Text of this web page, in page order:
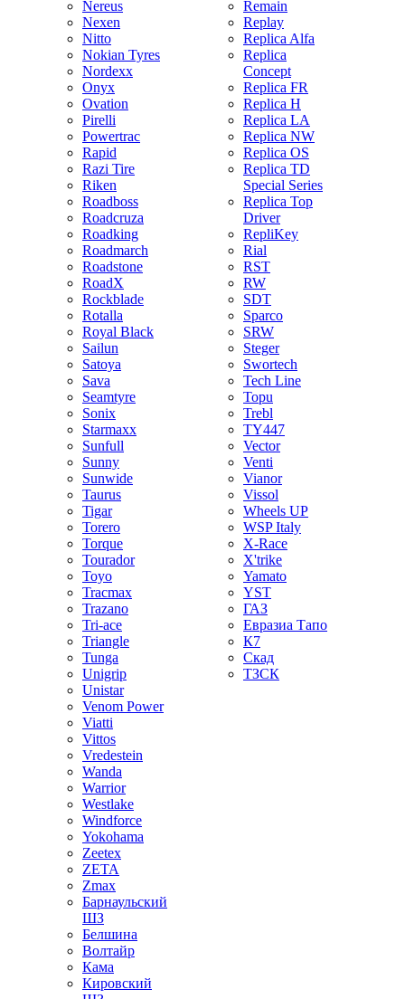
Nereus
Nexen
Nitto
Nokian Tyres
Nordexx
Onyx
Ovation
Pirelli
Powertrac
Rapid
Razi Tire
Riken
Roadboss
Roadcruza
Roadking
Roadmarch
Roadstone
RoadX
Rockblade
Rotalla
Royal Black
Sailun
Satoya
Sava
Seamtyre
Sonix
Starmaxx
Sunfull
Sunny
Sunwide
Taurus
Tigar
Torero
Torque
Tourador
Toyo
Tracmax
Trazano
Tri-ace
Triangle
Tunga
Unigrip
Unistar
Venom Power
Viatti
Vittos
Vredestein
Wanda
Warrior
Westlake
Windforce
Yokohama
Zeetex
ZETA
Zmax
Барнаульский
ШЗ
Белшина
Волтайр
Кама
Кировский
Remain
Replay
Replica Alfa
Replica
Concept
Replica FR
Replica H
Replica LA
Replica NW
Replica OS
Replica TD
Special Series
Replica Top
Driver
RepliKey
Rial
RST
RW
SDT
Sparco
SRW
Steger
Swortech
Tech Line
Topu
Trebl
TY447
Vector
Venti
Vianor
Vissol
Wheels UP
WSP Italy
X-Race
X'trike
Yamato
YST
ГАЗ
Евразиа Тапо
К7
Скад
ТЗСК